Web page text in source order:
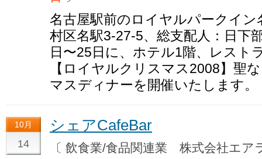
名古屋駅前のロイヤルパークイン
村区名駅3-27-5、総支配人：日下
日〜25日に、ホテル1階、レスト
【ロイヤルクリスマス2008】聖
マスディナーを開催いたします。
10月
14
シェアCafeBar
〔 飲食業/食品関連業 株式会社エ